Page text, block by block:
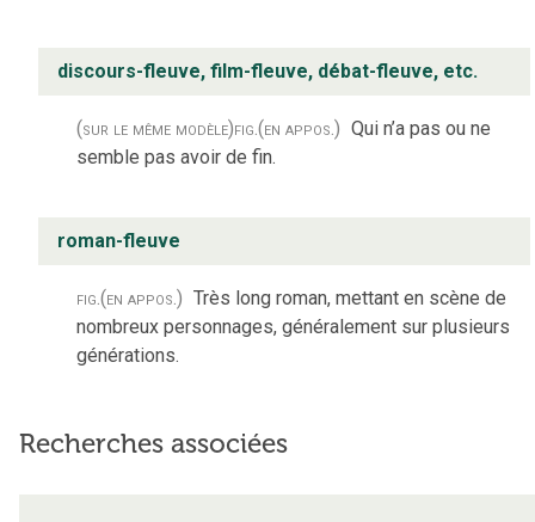
discours-fleuve, film-fleuve, débat-fleuve, etc.
(sur le même modèle)fig.(en appos.) Qui n’a pas ou ne
semble pas avoir de fin.
roman-fleuve
fig.(en appos.) Très long roman, mettant en scène de
nombreux personnages, généralement sur plusieurs
générations.
Recherches associées